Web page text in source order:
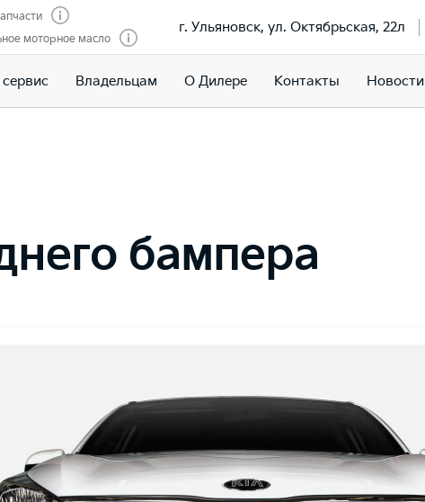
моторное масло
г. Ульяновск, ул. Октябрьская, 22л
Владельцам О Дилере Контакты Новости
бампера